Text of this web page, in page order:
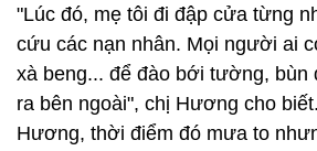
"Lúc đó, mẹ tôi đi đập cửa từng
cứu các nạn nhân. Mọi người ai
xà beng... để đào bới tường, bùn
ra bên ngoài", chị Hương cho
Hương, thời điểm đó mưa to